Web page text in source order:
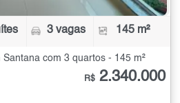
3 vagas 145 m²
com 3 quartos - 145 m²
R$ 2.340.000